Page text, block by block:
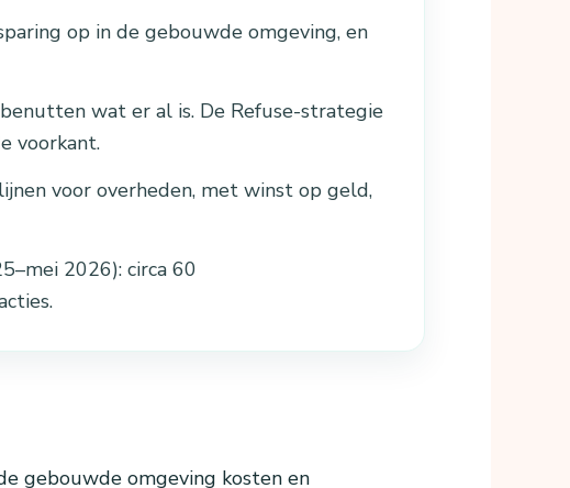
op in de gebouwde omgeving, en
wat er al is. De Refuse-strategie
voorkant.
voor overheden, met winst op geld,
2026): circa 60
gebouwde omgeving kosten en